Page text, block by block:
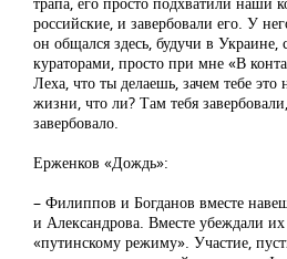
российские, и завербовали его. У
он общался здесь, будучи в
кураторами, просто при мне «В
Леха, что ты делаешь, зачем тебе
жизни, что ли? Там тебя
завербовало.
Ерженков «Дождь»:
– Филиппов и Богданов вместе
и Александрова. Вместе убеждали их
«путинскому режиму». Участие,